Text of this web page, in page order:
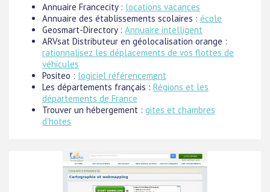
Annuaire Francecity : locations vacances
Annuaire des établissements scolaires : école
Geosmart-Directory : Annuaire intelligent
ARVsat Distributeur en géolocalisation orange :
rationnalisez les déplacements de vos flottes de
véhicules
Positeo : logiciel référencement
Les départements français : Régions et les
départements de France
Trouver un hébergement : gites et chambres
d'hotes